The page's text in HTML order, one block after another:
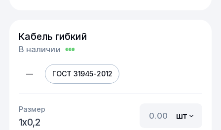
Кабель гибкий
В наличии
— ГОСТ 31945-2012
Размер
1х0,2
шт